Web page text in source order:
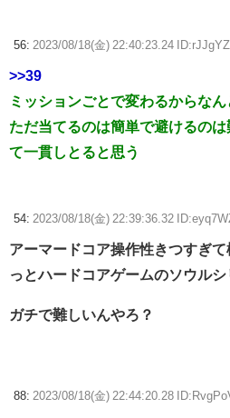
56: 2023/08/18(金) 22:40:23.24
>>39
ミッションごとで変わるからな
ただ当てるのは簡単で避けるの
て一貫しとると思う
54: 2023/08/18(金) 22:39:36.32
アーマードコア操作性きつすぎ
っとハードコアゲームのソウル
ガチで難しいんやろ？
88: 2023/08/18(金) 22:44:20.28